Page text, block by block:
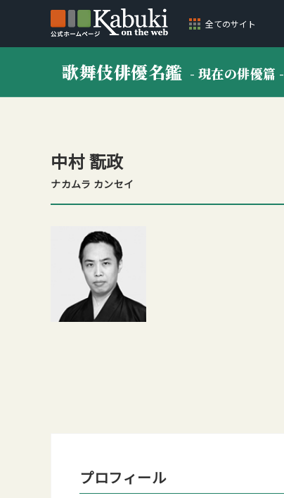
全てのサイト
歌舞伎俳優名鑑 - 現在の俳優篇 -
中村 翫政
ナカムラ カンセイ
プロフィール